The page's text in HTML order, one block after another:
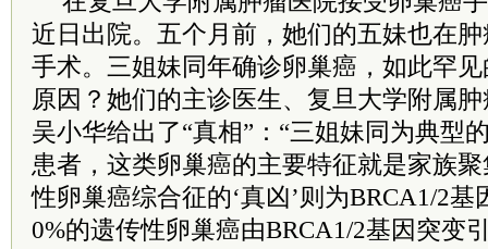
近日出院。五个月前，她们的五妹也在
手术。三姐妹同年确诊卵巢癌，如此罕
原因？她们的主诊医生、复旦大学附属
吴小华给出了“真相”：“三姐妹同为典型
患者，这类卵巢癌的主要特征就是家族
性卵巢癌综合征的‘真凶’则为BRCA1/2
0%的遗传性卵巢癌由BRCA1/2基因突变